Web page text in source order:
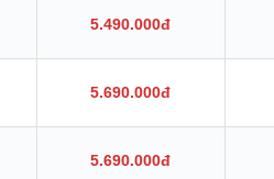
5.490.000đ
5.690.000đ
5.690.000đ